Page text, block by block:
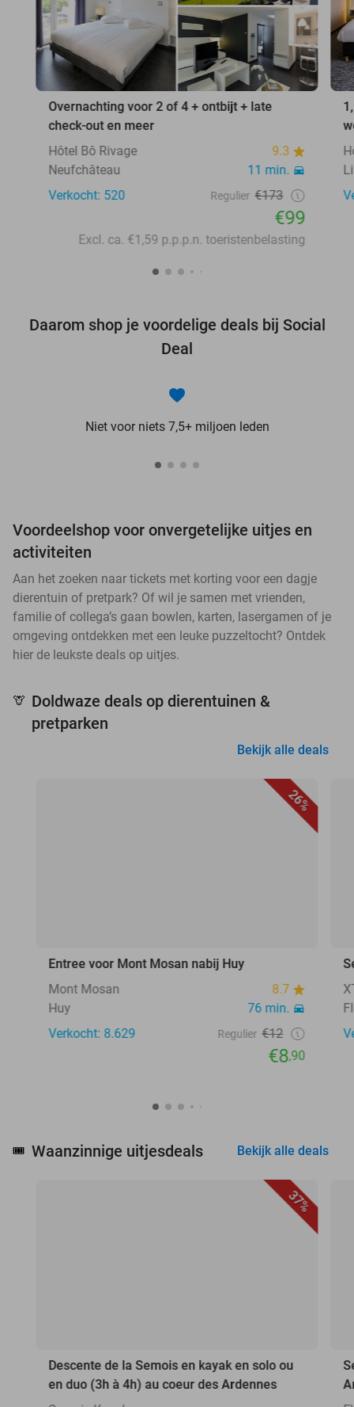
Overnachting voor 2 of 4 + ontbijt + late
check-out en meer
Hôtel Bô Rivage
9.3
Neufchâteau
11 min.
Verkocht: 520
Regulier €173
€99
Excl. ca. €1,59 p.p.p.n. toeristenbelasting
Daarom shop je voordelige deals bij Social
Deal
Niet voor niets 7,5+ miljoen leden
Voordeelshop voor onvergetelijke uitjes en
activiteiten
Aan het zoeken naar tickets met korting voor een dagje
dierentuin of pretpark? Of wil je samen met vrienden,
familie of collega’s gaan bowlen, karten, lasergamen of je
omgeving ontdekken met een leuke puzzeltocht? Ontdek
hier de leukste deals op uitjes.
🦒 Doldwaze deals op dierentuinen &
pretparken
Bekijk alle deals
26%
Entree voor Mont Mosan nabij Huy
Mont Mosan
8.7
Huy
76 min.
Verkocht: 8.629
Regulier €12
€8,90
🎟️ Waanzinnige uitjesdeals Bekijk alle deals
37%
Descente de la Semois en kayak en solo ou
en duo (3h à 4h) au coeur des Ardennes